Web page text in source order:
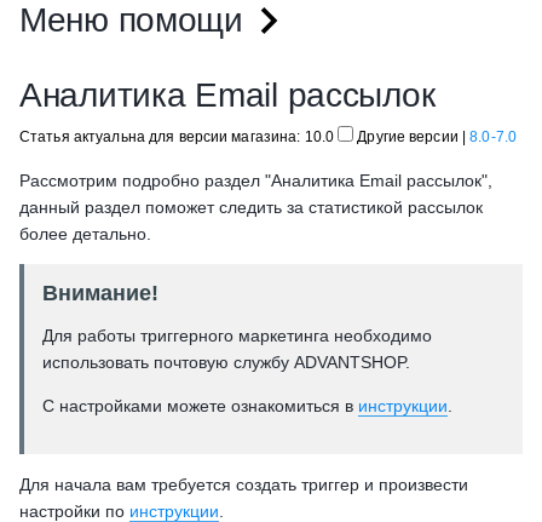
Меню помощи
Аналитика Email рассылок
Статья актуальна для версии магазина: 10.0 Другие версии |8.0-7.0
Рассмотрим подробно раздел "Аналитика Email рассылок",
данный раздел поможет следить за статистикой рассылок
более детально.
Внимание!
Для работы триггерного маркетинга необходимо
использовать почтовую службу ADVANTSHOP.
С настройками можете ознакомиться в инструкции
Для начала вам требуется создать триггер и произвести
настройки по инструкции